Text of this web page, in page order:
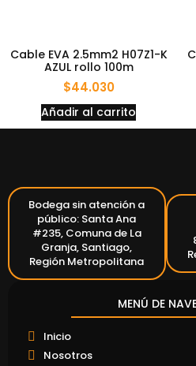
Cable EVA 2.5mm2 H07Z1-K
AZUL rollo 100m
$44.030
Añadir al carrito
Bodega sin atención a
público: Santa Ana
#235, Comuna de La
Granja, Santiago,
Región Metropolitana
MENÚ DE
Inicio
Nosotros